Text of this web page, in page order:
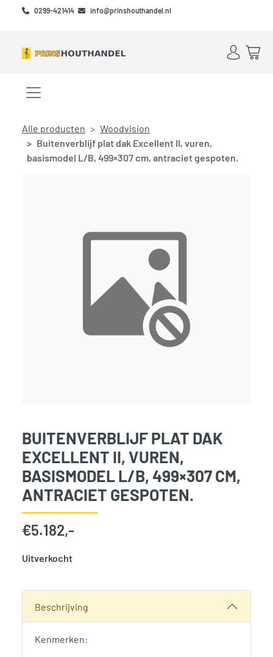
Skip to main content
Skip to footer
0299-421414 info@prinshouthandel.nl
Account
Menu openen/sluiten
Alle producten
Woodvision
Buitenverblijf plat dak Excellent II, vuren,
basismodel L/B, 499×307 cm, antraciet gespoten.
BUITENVERBLIJF PLAT DAK
EXCELLENT II, VUREN,
BASISMODEL L/B, 499×307 CM,
ANTRACIET GESPOTEN.
€5.182,-
Uitverkocht
Beschrijving
Kenmerken: